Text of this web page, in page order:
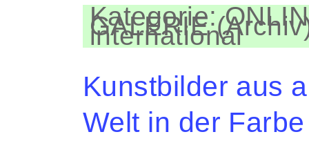
Kategorie:
GALERIE
international
Kunstbilder aus
Welt in der Farbe